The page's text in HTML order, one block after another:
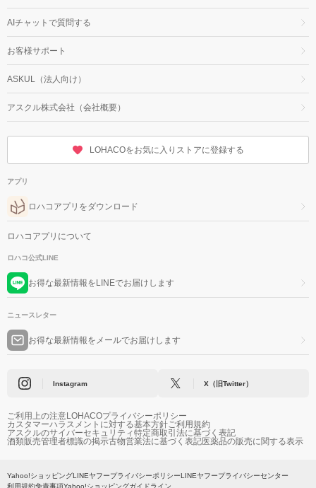
AIチャットで質問する
お客様サポート
ASKUL（法人向け）
アスクル株式会社（会社概要）
LOHACOをお気に入りストアに登録する
アプリ
ロハコアプリをダウンロード
ロハコアプリについて
ロハコ公式LINE
お得な最新情報をLINEでお届けします
ニュースレター
お得な最新情報をメールでお届けします
Instagram X（旧Twitter）
ご利用上の注意LOHACOプライバシーポリシー
カスタマーハラスメントに対する基本方針ご利用規約
アスクルのサイバーセキュリティ特定商取引法に基づく表記
酒類販売管理者標識の掲示古物営業法に基づく表記医薬品の販売に関する表示
Yahoo!ショッピングLINEヤフープライバシーポリシーLINEヤフープライバシーセンター
利用規約免責事項Yahoo!ショッピングガイドライン